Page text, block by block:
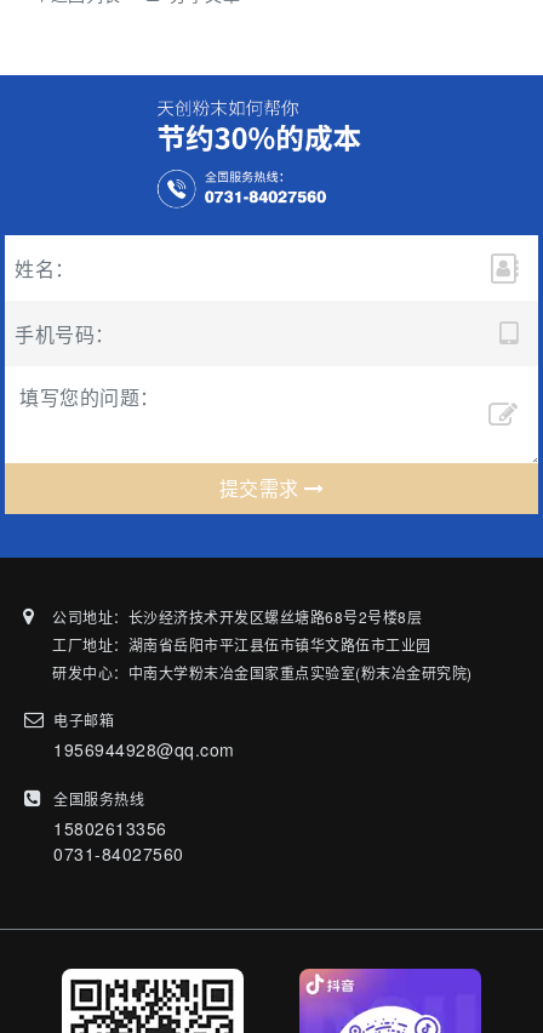
提交需求
公司地址：长沙经济技术开发区螺丝塘路68号2号楼8层
工厂地址：湖南省岳阳市平江县伍市镇华文路伍市工业园
研发中心：中南大学粉末冶金国家重点实验室(粉末冶金研究院)
电子邮箱
1956944928@qq.com
全国服务热线
15802613356
0731-84027560